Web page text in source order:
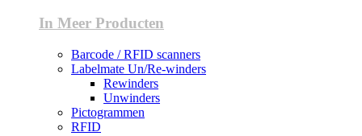
In Meer Producten
Barcode / RFID scanners
Labelmate Un/Re-winders
Rewinders
Unwinders
Pictogrammen
RFID